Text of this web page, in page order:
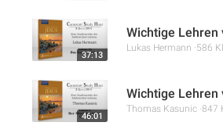
37:13
Wichtige Lehren
Lukas Hermann 586
46:01
Wichtige Lehren
Thomas Kasunic 847